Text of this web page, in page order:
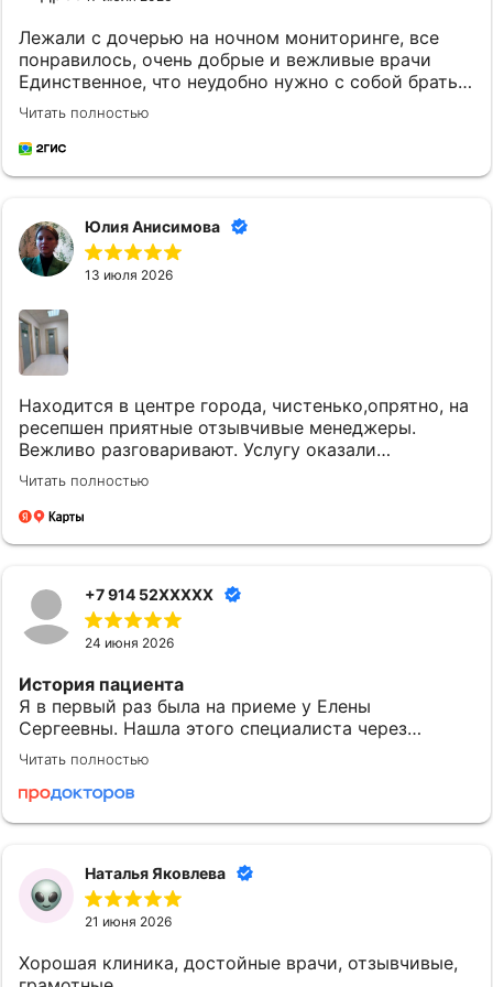
Лежали с дочерью на ночном мониторинге, все
понравилось, очень добрые и вежливые врачи
Единственное, что неудобно нужно с собой брать
постельное белье и маленькому ребенку
кипяченую воду
Читать полностью
Юлия Анисимова
13 июля 2026
Находится в центре города, чистенько,опрятно, на
ресепшен приятные отзывчивые менеджеры.
Вежливо разговаривают. Услугу оказали
качественно и вовремя. Однозначно придем еще.
Читать полностью
+7 914 52XXXXX
24 июня 2026
История пациента
Я в первый раз была на приеме у Елены
Сергеевны. Нашла этого специалиста через
приложение МедТочка. При выборе обратила
внимание на ее профессионализм. Перед
исследованием были предоставлены одноразовые
Могу сказать, что после посещения доктора
Субочевой Е.С. у меня остались хорошие
впечатления. Врач показалась доброжелательной.
началась в назначенное время. Елена Сергеевна
Читать полностью
Наталья Яковлева
21 июня 2026
Хорошая клиника, достойные врачи, отзывчивые,